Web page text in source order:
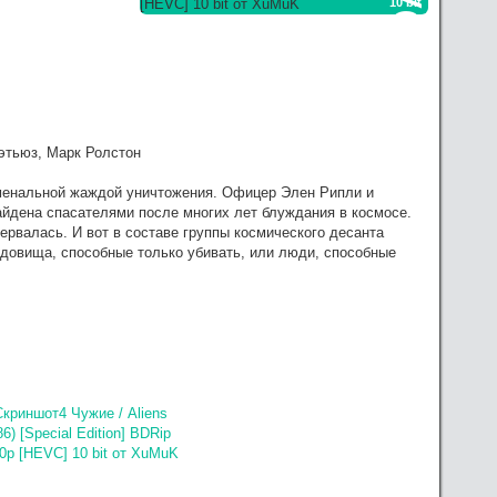
Марк Ролстон
жаждой уничтожения. Офицер Элен Рипли и
спасателями после многих лет блуждания в космосе.
И вот в составе группы космического десанта
способные только убивать, или люди, способные